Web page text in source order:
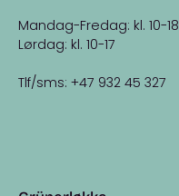
Mandag-Fredag: kl. 10-18
Lørdag: kl. 10-17
Tlf/sms: +47 932 45 327